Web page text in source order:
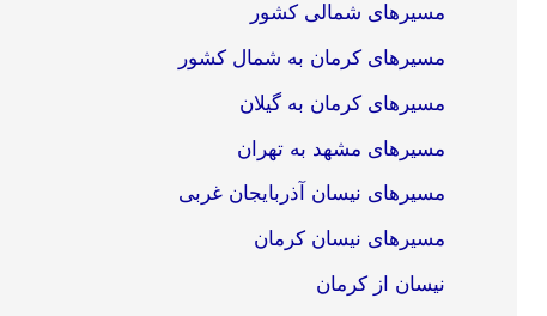
مسیرهای شمالی کشور
مسیرهای کرمان به شمال کشور
مسیرهای کرمان به گیلان
مسیرهای مشهد به تهران
مسیرهای نیسان آذربایجان غربی
مسیرهای نیسان کرمان
نیسان از کرمان